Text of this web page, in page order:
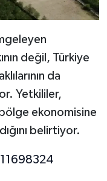
değil, Türkiye
da
Yetkililer,
bölge ekonomisine
belirtiyor.